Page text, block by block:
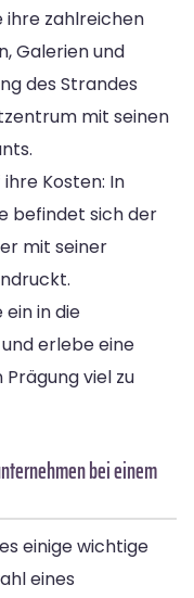
zahlreichen
Galerien und
des Strandes
mit seinen
Kosten: In
befindet sich der
mit seiner
in die
erlebe eine
viel zu
bei einem
einige wichtige
eines